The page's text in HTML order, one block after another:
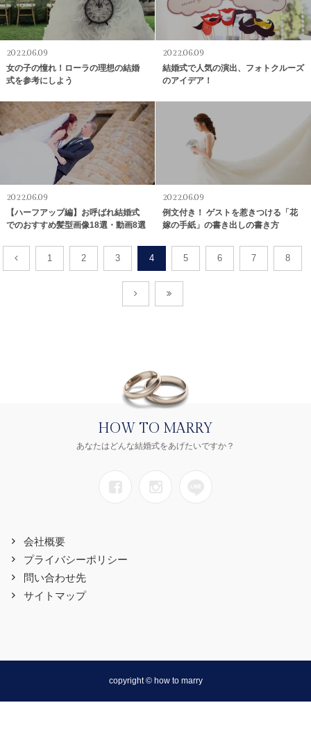
2022.06.09
女の子の憧れ！ローラの理想の結婚
式を参考にしよう
2022.06.09
結婚式で人気の演出、フォトクルーズ
のアイデア！
2022.06.09
【ハーフアップ編】お呼ばれ結婚式
でのおすすめ髪型画像18選・動画8選
2022.06.09
例文付き！ ゲストを惹きつける「花
嫁の手紙」の書き出しの書き方
1 2 3 4 5 6 7 8
HOW TO MARRY
あなたはどんな結婚式をあげたいですか？
会社概要
プライバシーポリシー
問い合わせ先
サイトマップ
copyright © how to marry